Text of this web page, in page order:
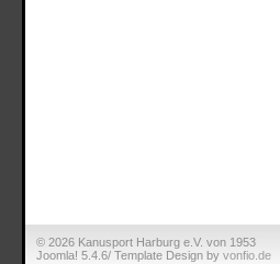
© 2026 Kanusport Harburg e.V. von 1953
Joomla! 5.4.6/ Template Design by vonfio.de